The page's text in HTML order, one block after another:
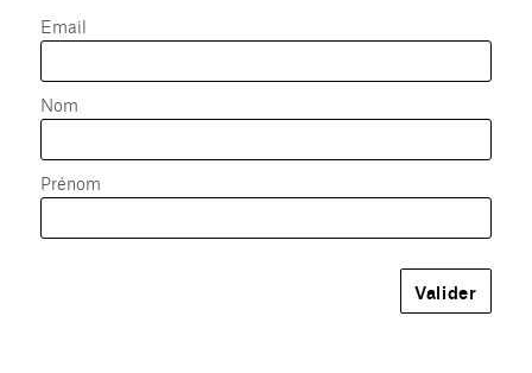
Email
Nom
Prénom